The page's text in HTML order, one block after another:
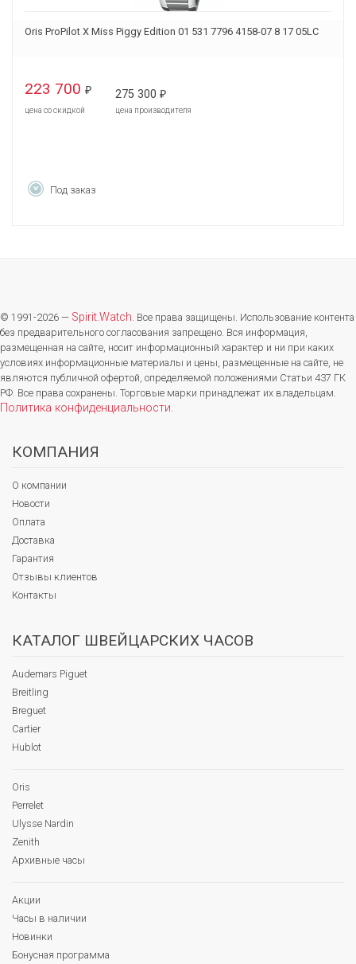
Oris ProPilot X Miss Piggy Edition 01 531 7796 4158-07 8 17 05LC
223 700 ₽
цена со скидкой
275 300 ₽
цена производителя
Под заказ
© 1991-2026 — Spirit.Watch. Все права защищены. Использование контента
без предварительного согласования запрещено. Вся информация,
размещенная на сайте, носит информационный характер и ни при каких
условиях информационные материалы и цены, размещенные на сайте, не
являются публичной офертой, определяемой положениями Статьи 437 ГК
РФ. Все права сохранены. Торговые марки принадлежат их владельцам.
Политика конфиденциальности.
КОМПАНИЯ
О компании
Новости
Оплата
Доставка
Гарантия
Отзывы клиентов
Контакты
КАТАЛОГ ШВЕЙЦАРСКИХ ЧАСОВ
Audemars Piguet
Breitling
Breguet
Cartier
Hublot
Oris
Perrelet
Ulysse Nardin
Zenith
Архивные часы
Акции
Часы в наличии
Новинки
Бонусная программа